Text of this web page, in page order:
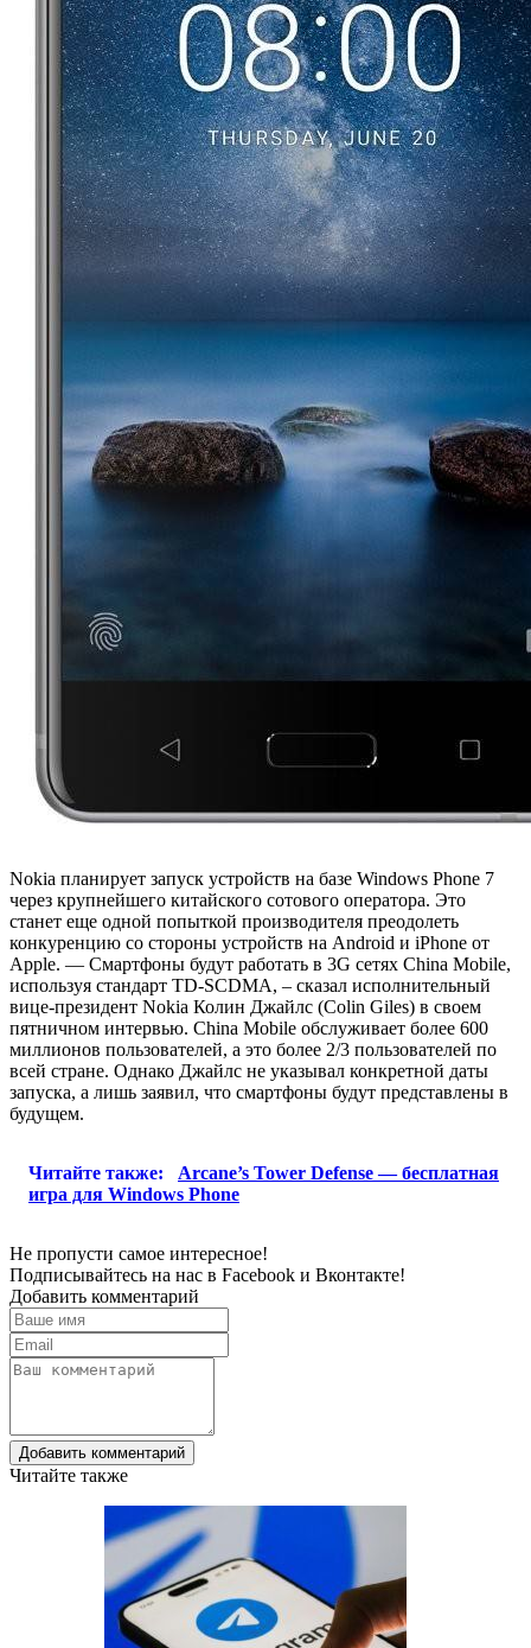
Nokia планирует запуск устройств на базе Windows Phone 7
через крупнейшего китайского сотового оператора. Это
станет еще одной попыткой производителя преодолеть
конкуренцию со стороны устройств на Android и iPhone от
Apple. — Смартфоны будут работать в 3G сетях China Mobile,
используя стандарт TD-SCDMA, – сказал исполнительный
вице-президент Nokia Колин Джайлс (Colin Giles) в своем
пятничном интервью. China Mobile обслуживает более 600
миллионов пользователей, а это более 2/3 пользователей по
всей стране. Однако Джайлс не указывал конкретной даты
запуска, а лишь заявил, что смартфоны будут представлены в
будущем.
Читайте также:
Arcane’s Tower Defense — бесплатная
игра для Windows Phone
Не пропусти самое интересное!
Подписывайтесь на нас в Facebook и Вконтакте!
Добавить комментарий
Добавить комментарий
Читайте также